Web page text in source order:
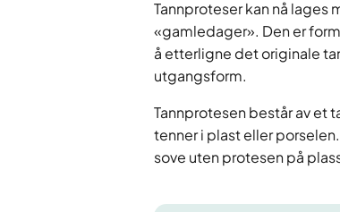
Tannproteser kan nå
«gamledager». Den er
å etterligne det originale
utgangsform.
Tannprotesen består av et
tenner i plast eller
sove uten protesen på